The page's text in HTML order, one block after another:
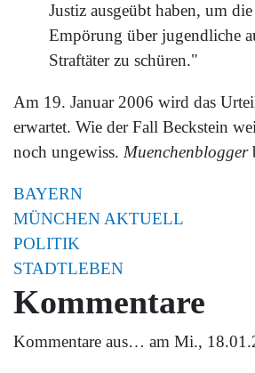
Justiz ausgeübt haben, um
Empörung über jugendliche
Straftäter zu schüren."
Am 19. Januar 2006 wird das
erwartet. Wie der Fall Beckstein
noch ungewiss. Muenchenblogger
BAYERN
MÜNCHEN AKTUELL
POLITIK
STADTLEBEN
Kommentare
Kommentare aus… am Mi.,